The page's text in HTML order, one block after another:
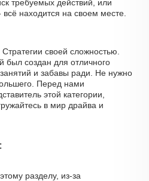
требуемых действий, или
всё находится на своем месте.
своей сложностью.
был создан для отличного
и забавы ради. Не нужно
Перед нами
этой категории,
в мир драйва и
разделу, из-за